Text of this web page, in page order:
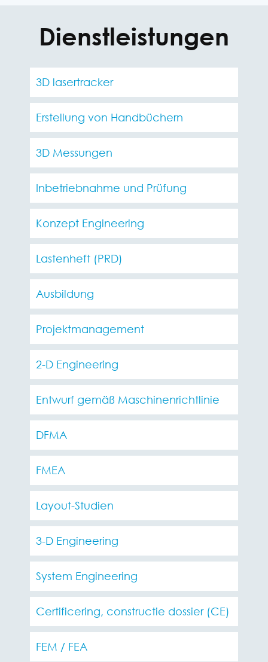
Dienstleistungen
3D lasertracker
Erstellung von Handbüchern
3D Messungen
Inbetriebnahme und Prüfung
Konzept Engineering
Lastenheft (PRD)
Ausbildung
Projektmanagement
2-D Engineering
Entwurf gemäß Maschinenrichtlinie
DFMA
FMEA
Layout-Studien
3-D Engineering
System Engineering
Certificering, constructie dossier (CE)
FEM / FEA